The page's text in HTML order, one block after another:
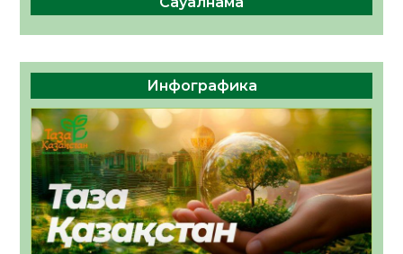
Инфографика